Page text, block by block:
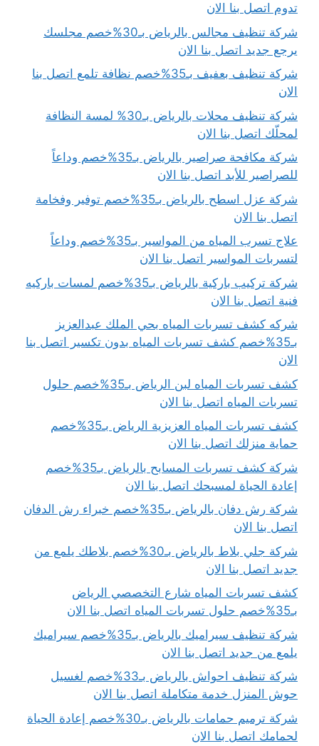
تدوم اتصل بنا الان
شركة تنظيف مجالس بالرياض بـ30%خصم مجلسك
يرجع جديد اتصل بنا الان
شركة تنظيف بعفيف بـ35%خصم نظافة تلمع اتصل بنا
الان
شركة تنظيف محلات بالرياض بـ30% لمسة النظافة
لمحلّك اتصل بنا الان
شركة مكافحة صراصير بالرياض بـ35%خصم وداعاً
للصراصير للأبد اتصل بنا الان
شركة عزل اسطح بالرياض بـ35%خصم توفير وفخامة
اتصل بنا الان
علاج تسرب المياه من المواسير بـ35%خصم وداعاً
لتسربات المواسير اتصل بنا الان
شركة تركيب باركية بالرياض بـ35%خصم لمسات باركيه
فنية اتصل بنا الان
شركه كشف تسربات المياه بحي الملك عبدالعزيز
بـ35%خصم كشف تسربات المياه بدون تكسير اتصل بنا
الان
كشف تسربات المياه لبن الرياض بـ35%خصم حلول
تسربات المياه اتصل بنا الان
كشف تسربات المياه العزيزية الرياض بـ35%خصم
حماية منزلك اتصل بنا الان
شركة كشف تسربات المسابح بالرياض بـ35%خصم
إعادة الحياة لمسبحك اتصل بنا الان
شركة رش دفان بالرياض بـ35%خصم خبراء رش الدفان
اتصل بنا الان
شركة جلي بلاط بالرياض بـ30%خصم بلاطك يلمع من
جديد اتصل بنا الان
كشف تسربات المياه شارع التخصصي الرياض
بـ35%خصم حلول تسربات المياه اتصل بنا الان
شركة تنظيف سيراميك بالرياض بـ35%خصم سيراميك
يلمع من جديد اتصل بنا الان
شركة تنظيف احواش بالرياض بـ33%خصم لغسيل
حوش المنزل خدمة متكاملة اتصل بنا الان
شركة ترميم حمامات بالرياض بـ30%خصم إعادة الحياة
لحمامك اتصل بنا الان